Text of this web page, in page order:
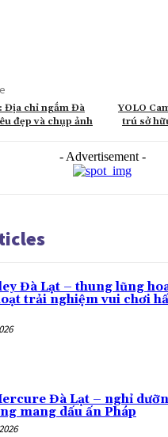
Địa chỉ ngắm Đà
đẹp và chụp ảnh
YOLO
trú sở
- Advertisement -
Đà Lạt – thung lũng
trải nghiệm vui chơi
Đà Lạt – nghỉ
mang dấu ấn Pháp